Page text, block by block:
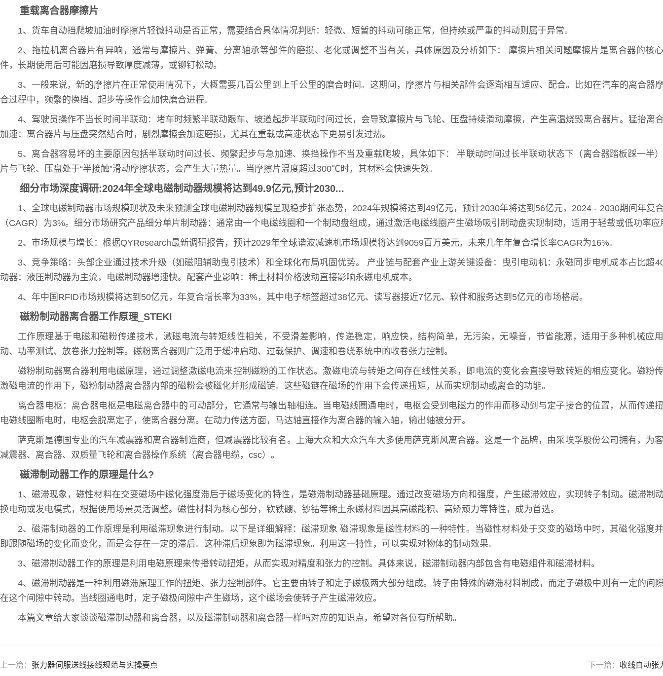
重载离合器摩擦片
1、货车自动挡爬坡加油时摩擦片轻微抖动是否正常，需要结合具体情况判断：轻微、短暂的抖动可能正常，但持续或严重的抖动则属于异常。
2、拖拉机离合器片有异响，通常与摩擦片、弹簧、分离轴承等部件的磨损、老化或调整不当有关，具体原因及分析如下： 摩擦片相关问题摩擦片是离合器的核
件，长期使用后可能因磨损导致厚度减薄，或铆钉松动。
3、一般来说，新的摩擦片在正常使用情况下，大概需要几百公里到上千公里的磨合时间。这期间，摩擦片与相关部件会逐渐相互适应、配合。比如在汽车的离合器
合过程中，频繁的换挡、起步等操作会加快磨合进程。
4、驾驶员操作不当长时间半联动：堵车时频繁半联动跟车、坡道起步半联动时间过长，会导致摩擦片与飞轮、压盘持续滑动摩擦，产生高温烧毁离合器片。猛抬离
加速：离合器片与压盘突然结合时，剧烈摩擦会加速磨损，尤其在重载或高速状态下更易引发过热。
5、离合器容易坏的主要原因包括半联动时间过长、频繁起步与急加速、换挡操作不当及重载爬坡，具体如下： 半联动时间过长半联动状态下（离合器踏板踩一半
片与飞轮、压盘处于“半接触”滑动摩擦状态，会产生大量热量。当摩擦片温度超过300℃时，其材料会快速失效。
细分市场深度调研:2024年全球电磁制动器规模将达到49.9亿元,预计2030...
1、全球电磁制动器市场规模现状及未来预测全球电磁制动器规模呈现稳步扩张态势，2024年规模将达到49亿元，预计2030年将达到56亿元，2024 - 2030期间年复
（CAGR）为3%。细分市场研究产品细分单片制动器：通常由一个电磁线圈和一个制动盘组成，通过激活电磁线圈产生磁场吸引制动盘实现制动，适用于轻载或低功率应
2、市场规模与增长：根据QYResearch最新调研报告，预计2029年全球谐波减速机市场规模将达到9059百万美元，未来几年年复合增长率CAGR为16%。
3、竞争策略：头部企业通过技术升级（如磁阻辅助曳引技术）和全球化布局巩固优势。 产业链与配套产业上游关键设备：曳引电动机：永磁同步电机成本占比超
动器：液压制动器为主流，电磁制动器增速快。配套产业影响：稀土材料价格波动直接影响永磁电机成本。
4、年中国RFID市场规模将达到50亿元，年复合增长率为33%，其中电子标签超过38亿元、读写器接近7亿元、软件和服务达到5亿元的市场格局。
磁粉制动器离合器工作原理_STEKI
工作原理基于电磁和磁粉传递技术，激磁电流与转矩线性相关，不受滑差影响，传递稳定，响应快，结构简单，无污染，无噪音，节省能源，适用于多种机械应
动、功率测试、放卷张力控制等。磁粉离合器则广泛用于缓冲启动、过载保护、调速和卷绕系统中的收卷张力控制。
磁粉制动器离合器利用电磁原理，通过调整激磁电流来控制磁粉的工作状态。激磁电流与转矩之间存在线性关系，即电流的变化会直接导致转矩的相应变化。磁粉
激磁电流的作用下，磁粉制动器离合器内部的磁粉会被磁化并形成磁链。这些磁链在磁场的作用下会传递扭矩，从而实现制动或离合的功能。
离合器电枢：离合器电枢是电磁离合器中的可动部分，它通常与输出轴相连。当电磁线圈通电时，电枢会受到电磁力的作用而移动到与定子接合的位置，从而传递
电磁线圈断电时，电枢会脱离定子，使离合器分离。在动力传送方面，马达轴直接作为离合器的输入轴，输出轴被分开。
萨克斯是德国专业的汽车减震器和离合器制造商，但减震器比较有名。上海大众和大众汽车大多使用萨克斯风离合器。这是一个品牌，由采埃孚股份公司拥有，为
减震器、离合器、双质量飞轮和离合器操作系统（离合器电缆，csc）。
磁滞制动器工作的原理是什么?
1、磁滞现象，磁性材料在交变磁场中磁化强度滞后于磁场变化的特性，是磁滞制动器基础原理。通过改变磁场方向和强度，产生磁滞效应，实现转子制动。磁滞制
换电动或发电模式，根据使用场景灵活调整。磁性材料为核心部分，钦铁硼、钞钴等稀土永磁材料因其高磁能积、高矫顽力等特性，成为首选。
2、磁滞制动器的工作原理是利用磁滞现象进行制动。以下是详细解释：磁滞现象 磁滞现象是磁性材料的一种特性。当磁性材料处于交变的磁场中时，其磁化强度
即跟随磁场的变化而变化，而是会存在一定的滞后。这种滞后现象即为磁滞现象。利用这一特性，可以实现对物体的制动效果。
3、磁滞制动器工作的原理是利用电磁原理来传播转动扭矩，从而实现对精度和张力的控制。具体来说，磁滞制动器内部包含有电磁组件和磁滞材料。
4、磁滞制动器是一种利用磁滞原理工作的扭矩、张力控制部件。它主要由转子和定子磁极两大部分组成。转子由特殊的磁滞材料制成，而定子磁极中则有一定的间
在这个间隙中转动。当线圈通电时，定子磁极间隙中产生磁场，这个磁场会使转子产生磁滞效应。
本篇文章给大家谈谈磁滞制动器和离合器，以及磁滞制动器和离合器一样吗对应的知识点，希望对各位有所帮助。
上一篇： 张力器伺服送线接线规范与实操要点 下一篇： 收线自动张